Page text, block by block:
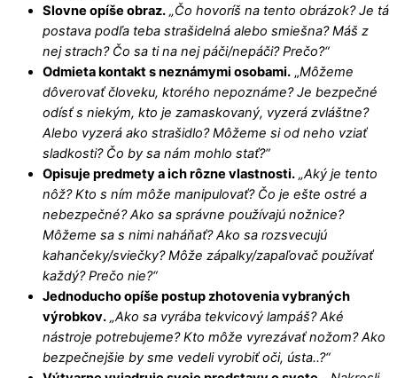
Slovne opíše obraz. „Čo hovoríš na tento obrázok? Je tá
postava podľa teba strašidelná alebo smiešna? Máš z
nej strach? Čo sa ti na nej páči/nepáči? Prečo?“
Odmieta kontakt s neznámymi osobami. „Môžeme
dôverovať človeku, ktorého nepoznáme? Je bezpečné
odísť s niekým, kto je zamaskovaný, vyzerá zvláštne?
Alebo vyzerá ako strašidlo? Môžeme si od neho vziať
sladkosti? Čo by sa nám mohlo stať?“
Opisuje predmety a ich rôzne vlastnosti. „Aký je tento
nôž? Kto s ním môže manipulovať? Čo je ešte ostré a
nebezpečné? Ako sa správne používajú nožnice?
Môžeme sa s nimi naháňať? Ako sa rozsvecujú
kahančeky/sviečky? Môže zápalky/zapaľovač používať
každý? Prečo nie?“
Jednoducho opíše postup zhotovenia vybraných
výrobkov. „Ako sa vyrába tekvicový lampáš? Aké
nástroje potrebujeme? Kto môže vyrezávať nožom? Ako
bezpečnejšie by sme vedeli vyrobiť oči, ústa..?“